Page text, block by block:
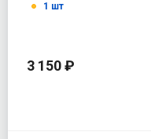
1 шт
3 150 ₽